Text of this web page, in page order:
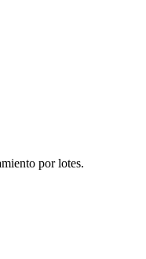
por lotes.